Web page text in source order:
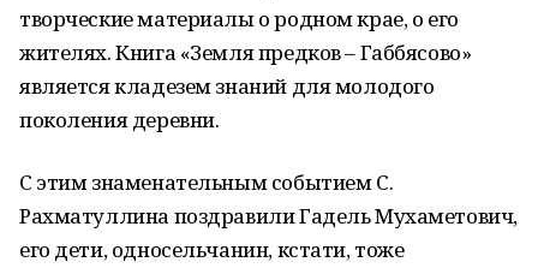
творческие материалы о родном крае, о его
жителях. Книга «Земля предков – Габбясово»
является кладезем знаний для молодого
поколения деревни.
С этим знаменательным событием С.
Рахматуллина поздравили Гадель Мухаметович,
его дети, односельчанин, кстати, тоже